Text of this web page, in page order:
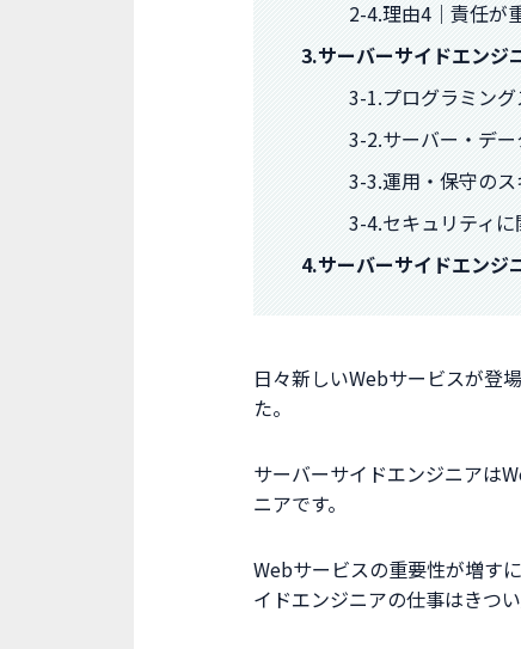
2-4.理由4｜責任が
3.サーバーサイドエンジ
3-1.プログラミン
3-2.サーバー・デ
3-3.運用・保守のス
3-4.セキュリティ
4.サーバーサイドエンジ
日々新しいWebサービスが登
た。
サーバーサイドエンジニアは
ニアです。
Webサービスの重要性が増す
イドエンジニアの仕事はきつ